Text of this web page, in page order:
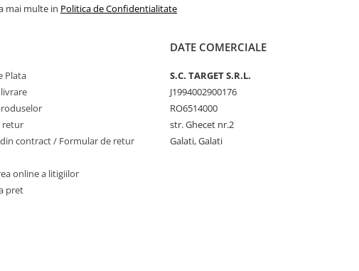
mai multe in Politica de Confidentialitate
Plata
retur
contract / Formular de retur
online a litigiilor
pret
DATE COMERCIALE
S.C. TARGET S.R.L.
J1994002900176
RO6514000
str. Ghecet nr.2
Galati, Galati